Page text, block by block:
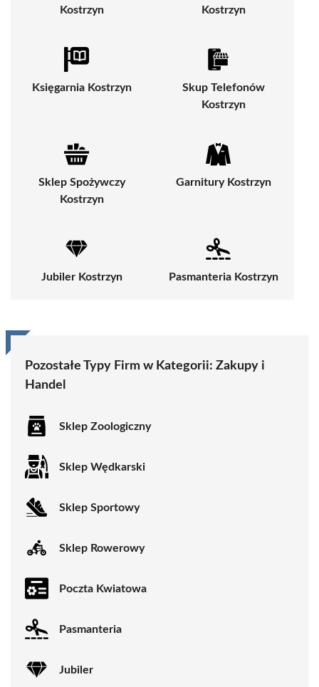
Kostrzyn
Kostrzyn
Księgarnia Kostrzyn
Skup Telefonów
Kostrzyn
Sklep Spożywczy
Kostrzyn
Garnitury Kostrzyn
Jubiler Kostrzyn Pasmanteria Kostrzyn
Pozostałe Typy Firm w Kategorii: Zakupy i
Handel
Sklep Zoologiczny
Sklep Wędkarski
Sklep Sportowy
Sklep Rowerowy
Poczta Kwiatowa
Pasmanteria
Jubiler